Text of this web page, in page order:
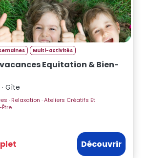
semaines Multi-activités
Equitation & Bien-
Gîte
Bien-Être
Découvrir